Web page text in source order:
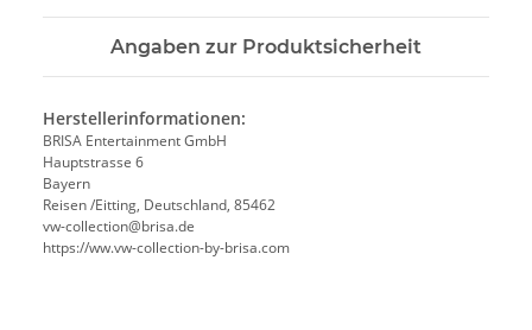
Angaben zur Produktsicherheit
Herstellerinformationen:
BRISA Entertainment GmbH
Hauptstrasse 6
Bayern
Reisen /Eitting, Deutschland, 85462
vw-collection@brisa.de
https://ww.vw-collection-by-brisa.com